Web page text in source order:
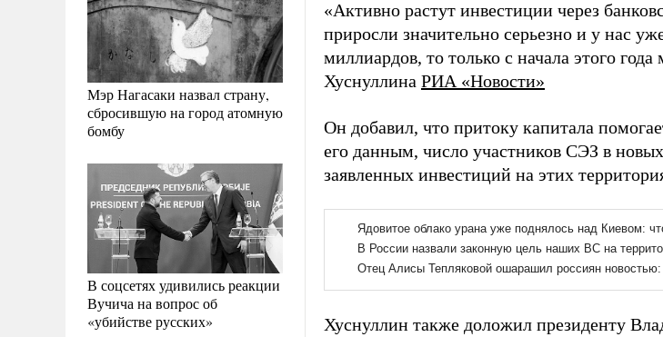
Мэр Нагасаки назвал страну,
сбросившую на город атомную
бомбу
В соцсетях удивились реакции
Вучича на вопрос об
«убийстве русских»
«Активно растут инвестиции через
приросли значительно серьезно и у нас
миллиардов, то только с начала этого
Хуснуллина РИА «Новости»
Он добавил, что притоку капитала
его данным, число участников СЭЗ в
заявленных инвестиций на этих
Хуснуллин также доложил президенту